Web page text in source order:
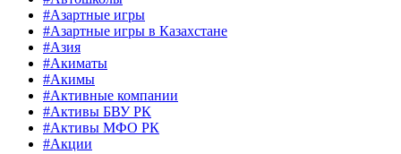
#Азартные игры
#Азартные игры в Казахстане
#Азия
#Акиматы
#Акимы
#Активные компании
#Активы БВУ РК
#Активы МФО РК
#Акции